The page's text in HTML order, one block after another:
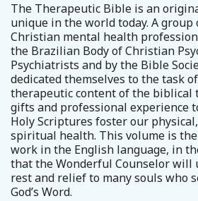
The Therapeutic Bible is an
unique in the world today. A
Christian mental health
the Brazilian Body of Christian
Psychiatrists and by the Bible
dedicated themselves to the task
therapeutic content of the biblical
gifts and professional experience
Holy Scriptures foster our
spiritual health. This volume is
work in the English language, in
that the Wonderful Counselor will
rest and relief to many souls who
God’s Word.